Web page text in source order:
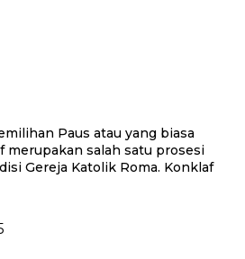
merupakan salah satu prosesi
Gereja Katolik Roma. Konklaf